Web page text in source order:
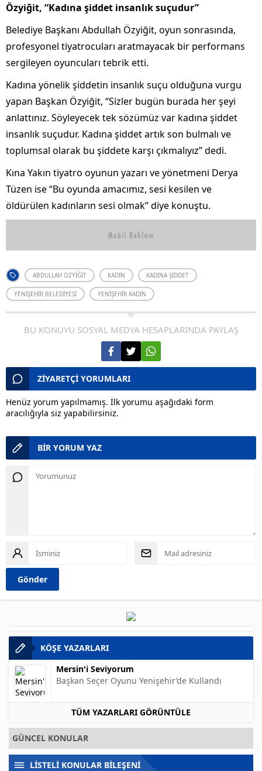
Özyiğit, “Kadına şiddet insanlık suçudur”
Belediye Başkanı Abdullah Özyiğit, oyun sonrasında,
profesyonel tiyatrocuları aratmayacak bir performans
sergileyen oyuncuları tebrik etti.
Kadına yönelik şiddetin insanlık suçu olduğuna vurgu
yapan Başkan Özyiğit, “Sizler bugün burada her şeyi
anlattınız. Söyleyecek tek sözümüz var kadına şiddet
insanlık suçudur. Kadına şiddet artık son bulmalı ve
toplumsal olarak bu şiddete karşı çıkmalıyız” dedi.
Kına Yakın tiyatro oyunun yazarı ve yönetmeni Derya
Tüzen ise “Bu oyunda amacımız, sesi kesilen ve
öldürülen kadınların sesi olmak” diye konuştu.
ABDULLAH ÖZYIĞIT KADIN KADINA ŞIDDET
YENIŞEHIR BELEDIYESI YENIŞEHIR KADIN
BU KONUYU SOSYAL MEDYA HESAPLARINDA PAYLAŞ
ZİYARETÇİ YORUMLARI
Henüz yorum yapılmamış. İlk yorumu aşağıdaki form
aracılığıyla siz yapabilirsiniz.
BİR YORUM YAZ
KÖŞE YAZARLARI
Mersin'i Seviyorum
Başkan Seçer Oyunu Yenişehir’de Kullandı
TÜM YAZARLARI GÖRÜNTÜLE
GÜNCEL KONULAR
LİSTELİ KONULAR BİLEŞENİ